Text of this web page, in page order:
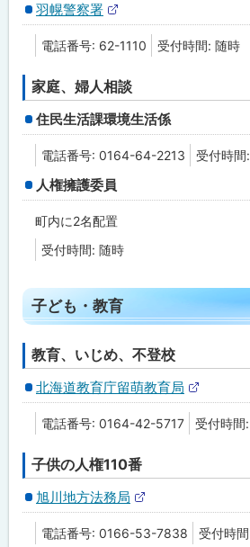
羽幌警察署
外
部
サ
ト
電話番号: 62-1110 受付時間: 随時
家庭、婦人相談
住民生活課環境生活係
電話番号: 0164-64-2213 受付時
人権擁護委員
町内に2名配置
受付時間: 随時
ト
ッ
プ
に
戻
子ども・教育
教育、いじめ、不登校
北海道教育庁留萌教育局
外
部
サ
電話番号: 0164-42-5717 受付時
子供の人権110番
旭川地方法務局
外
部
サ
電話番号: 0166-53-7838 受付時